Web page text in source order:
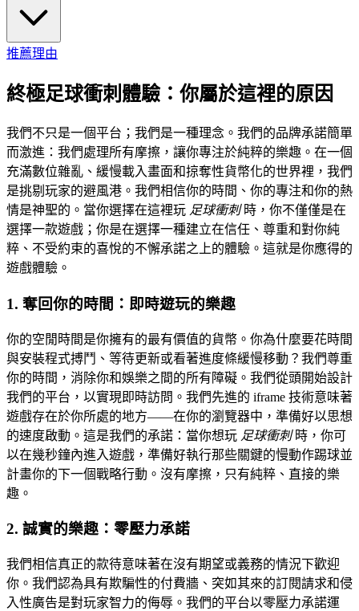
推薦理由
終極足球衝刺體驗：你屬於這裡的原因
我們不只是一個平台；我們是一種理念。我們的品牌承諾簡單
而激進：我們處理所有摩擦，讓你專注於純粹的樂趣。在一個
充滿數位雜亂、緩慢載入畫面和掠奪性貨幣化的世界裡，我們
是挑剔玩家的避風港。我們相信你的時間、你的專注和你的熱
情是神聖的。當你選擇在這裡玩 足球衝刺時，你不僅僅是在
選擇一款遊戲；你是在選擇一種建立在信任、尊重和對你純
粹、不受約束的喜悅的不懈承諾之上的體驗。這就是你應得的
遊戲體驗。
1. 奪回你的時間：即時遊玩的樂趣
你的空閒時間是你擁有的最有價值的貨幣。你為什麼要花時間
與安裝程式搏鬥、等待更新或看著進度條緩慢移動？我們尊重
你的時間，消除你和娛樂之間的所有障礙。我們從頭開始設計
我們的平台，以實現即時訪問。我們先進的 iframe 技術意味著
遊戲存在於你所處的地方——在你的瀏覽器中，準備好以思想
的速度啟動。這是我們的承諾：當你想玩 足球衝刺時，你可
以在幾秒鐘內進入遊戲，準備好執行那些關鍵的慢動作踢球並
計畫你的下一個戰略行動。沒有摩擦，只有純粹、直接的樂
趣。
2. 誠實的樂趣：零壓力承諾
我們相信真正的款待意味著在沒有期望或義務的情況下歡迎
你。我們認為具有欺騙性的付費牆、突如其來的訂閱請求和侵
入性廣告是對玩家智力的侮辱。我們的平台以零壓力承諾運